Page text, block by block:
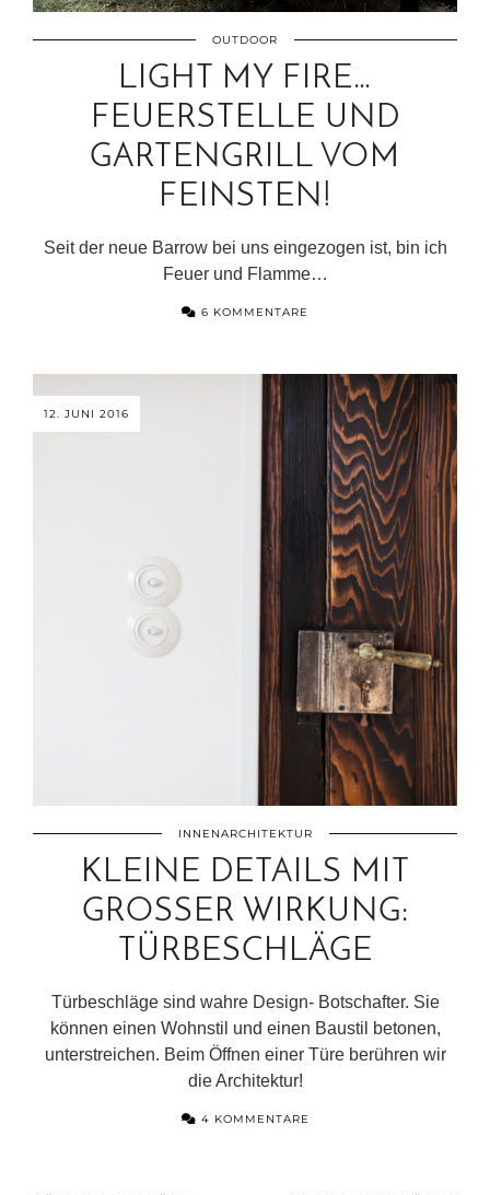
OUTDOOR
LIGHT MY FIRE…
FEUERSTELLE UND
GARTENGRILL VOM
FEINSTEN!
Seit der neue Barrow bei uns eingezogen ist, bin ich
Feuer und Flamme…
6 KOMMENTARE
12. JUNI 2016
INNENARCHITEKTUR
KLEINE DETAILS MIT
GROSSER WIRKUNG:
TÜRBESCHLÄGE
Türbeschläge sind wahre Design- Botschafter. Sie
können einen Wohnstil und einen Baustil betonen,
unterstreichen. Beim Öffnen einer Türe berühren wir
die Architektur!
4 KOMMENTARE